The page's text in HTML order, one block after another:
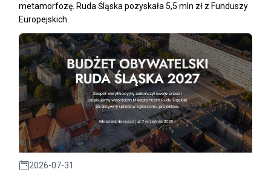
metamorfozę. Ruda Śląska pozyskała 5,5 mln zł z Funduszy
Europejskich.
2026-07-31